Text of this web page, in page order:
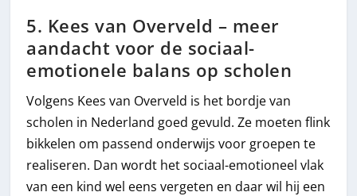
5. Kees van Overveld – meer
aandacht voor de sociaal-
emotionele balans op scholen
Volgens Kees van Overveld is het bordje van
scholen in Nederland goed gevuld. Ze moeten flink
bikkelen om passend onderwijs voor groepen te
realiseren. Dan wordt het sociaal-emotioneel vlak
van een kind wel eens vergeten en daar wil hij een